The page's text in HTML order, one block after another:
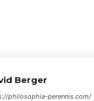
Berger
philosophia-perennis.com/